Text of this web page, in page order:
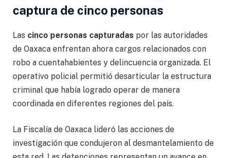
captura de cinco personas
Las cinco personas capturadas por las autoridades
de Oaxaca enfrentan ahora cargos relacionados con
robo a cuentahabientes y delincuencia organizada. El
operativo policial permitió desarticular la estructura
criminal que había logrado operar de manera
coordinada en diferentes regiones del país.
La Fiscalía de Oaxaca lideró las acciones de
investigación que condujeron al desmantelamiento de